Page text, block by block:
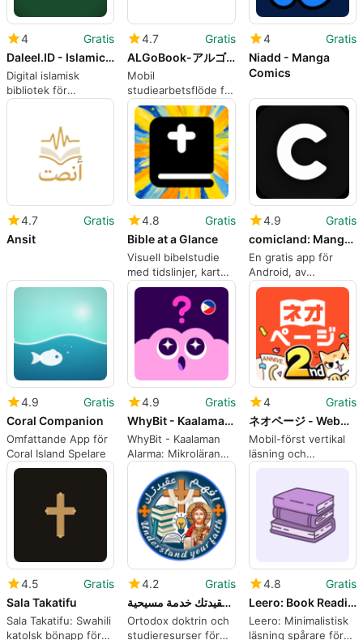
4
Gratis
Daleel.ID - Islamic Library
Digital islamisk
bibliotek för
studenter
4.7
Gratis
ALGoBook-アルゴブック
Mobil
studiearbetsflöde för
japanska
yrkescertifieringskandidater
4
Gratis
Niadd - Manga
Comics
4.7
Gratis
Ansit
4.8
Gratis
Bible at a Glance
Visuell bibelstudie
med tidslinjer, kartor
och relationsdiagram
4.9
Gratis
comicland: Manga Comics
En gratis app för
Android, av
GoldenDev Studio.
4.9
Gratis
Coral Companion
Omfattande App för
Coral Island Spelare
4.9
Gratis
WhyBit - Kaalaman Alarma
WhyBit - Kaalaman
Alarma: Mikrolärande
på din Android-
låsskärm
4
Gratis
ネオページ - Web小説を楽しむ究極アプリ
Mobil-först vertikal
läsning och
författarverktyg för
4.5
Gratis
Sala Takatifu
Sala Takatifu: Swahili
katolsk bönapp för
4.2
Gratis
افهم عقيدتك خدمة مسيحية
Ortodox doktrin och
studieresurser för
4.8
Gratis
Leero: Book Reading Tracker
Leero: Minimalistisk
läsning spårare för